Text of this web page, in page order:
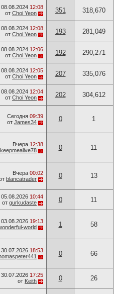
08.08.2024 12:08
от Choi Yeon 351 318,670
08.08.2024 12:08
от Choi Yeon 193 281,049
08.08.2024 12:06
от Choi Yeon 192 290,271
08.08.2024 12:05
от Choi Yeon 207 335,076
08.08.2024 12:04
от Choi Yeon 202 304,612
Сегодня 09:39
от James34 0 1
Вчера 12:38
keepmealive78 0 11
Вчера 00:02
blancatrader 0 13
05.08.2026 10:44
от gurkudaste 0 11
03.08.2026 19:13
world 1 58
30.07.2026 18:53
0 66
30.07.2026 17:25
от Keith 0 26